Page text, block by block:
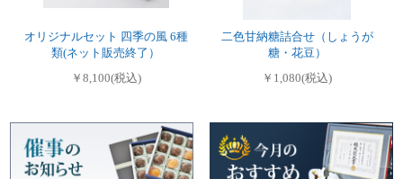
オリジナルセット 四季の風 6種
類(ネット販売終了）
￥8,100(税込)
二色甘納糖詰合せ（しょうが
糖・花豆）
￥1,080(税込)